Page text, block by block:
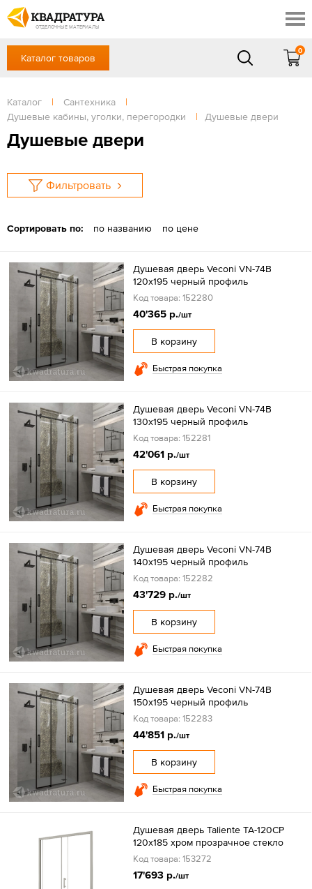
ОТДЕЛОЧНЫЕ МАТЕРИАЛЫ
Скидки
Контакты
Доставка и оплата
Готовые решения
Отзывы
+7 (863) 303-36-23
Сб, Вс — выходной
ЗАКАЗАТЬ ЗВОНОК
Вход / Регистрация
Каталог товаров
0
Каталог | Сантехника
|
Душевые кабины, уголки, перегородки
| Душевые двери
Душевые двери
Фильтровать
Сортировать по: по названию по цене
Душевая дверь Veconi VN-74B
120x195 черный профиль
Код товара: 152280
40'365 р./шт
В корзину
Быстрая покупка
Душевая дверь Veconi VN-74B
130x195 черный профиль
Код товара: 152281
42'061 р./шт
В корзину
Быстрая покупка
Душевая дверь Veconi VN-74B
140x195 черный профиль
Код товара: 152282
43'729 р./шт
В корзину
Быстрая покупка
Душевая дверь Veconi VN-74B
150x195 черный профиль
Код товара: 152283
44'851 р./шт
В корзину
Быстрая покупка
Душевая дверь Taliente TA-120CP
120х185 хром прозрачное стекло
Код товара: 153272
17'693 р./шт